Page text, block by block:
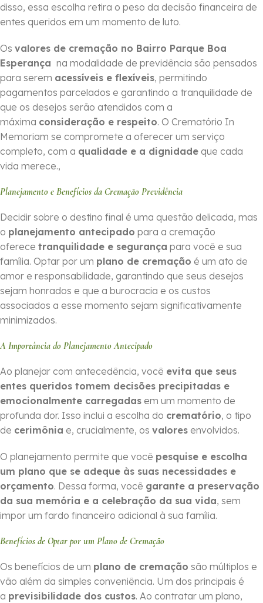
disso, essa escolha retira o peso da decisão financeira de
entes queridos em um momento de luto.
Os valores de cremação no Bairro Parque Boa
Esperança na modalidade de previdência são pensados
para serem acessíveis e flexíveis, permitindo
pagamentos parcelados e garantindo a tranquilidade de
que os desejos serão atendidos com a
máxima consideração e respeito. O Crematório In
Memoriam se compromete a oferecer um serviço
completo, com a qualidade e a dignidade que cada
vida merece.,
Planejamento e Benefícios da Cremação Previdência
Decidir sobre o destino final é uma questão delicada, mas
o planejamento antecipado para a cremação
oferece tranquilidade e segurança para você e sua
família. Optar por um plano de cremação é um ato de
amor e responsabilidade, garantindo que seus desejos
sejam honrados e que a burocracia e os custos
associados a esse momento sejam significativamente
minimizados.
A Importância do Planejamento Antecipado
Ao planejar com antecedência, você evita que seus
entes queridos tomem decisões precipitadas e
emocionalmente carregadas em um momento de
profunda dor. Isso inclui a escolha do crematório, o tipo
de cerimônia e, crucialmente, os valores envolvidos.
O planejamento permite que você pesquise e escolha
um plano que se adeque às suas necessidades e
orçamento. Dessa forma, você garante a preservação
da sua memória e a celebração da sua vida, sem
impor um fardo financeiro adicional à sua família.
Benefícios de Optar por um Plano de Cremação
Os benefícios de um plano de cremação são múltiplos e
vão além da simples conveniência. Um dos principais é
a previsibilidade dos custos. Ao contratar um plano,